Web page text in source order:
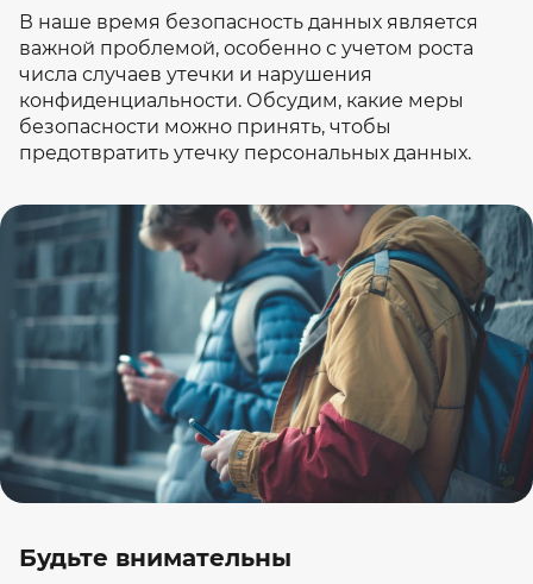
В наше время безопасность данных является
важной проблемой, особенно с учетом роста
числа случаев утечки и нарушения
конфиденциальности. Обсудим, какие меры
безопасности можно принять, чтобы
предотвратить утечку персональных данных.
Будьте внимательны